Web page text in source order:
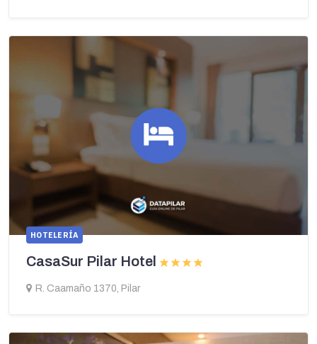
HOTELERÍA
CasaSur Pilar Hotel
R. Caamaño 1370, Pilar